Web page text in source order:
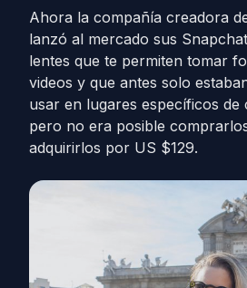
Ahora la compañía creadora
lanzó al mercado sus
lentes que te permiten tomar
videos y que antes solo
usar en lugares específicos de
pero no era posible
adquirirlos por US $129.